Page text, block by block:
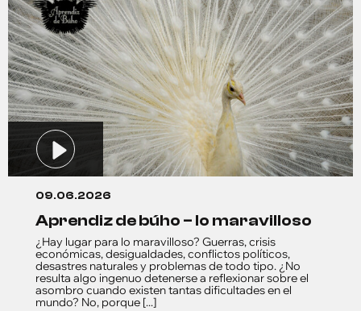
09.06.2026
aprendiz de búho – lo maravilloso
¿Hay lugar para lo maravilloso? Guerras, crisis
económicas, desigualdades, conflictos políticos,
desastres naturales y problemas de todo tipo. ¿No
resulta algo ingenuo detenerse a reflexionar sobre el
asombro cuando existen tantas dificultades en el
mundo? No, porque [...]